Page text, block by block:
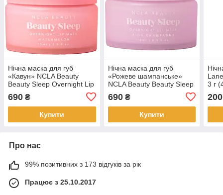
Нічна маска для губ
«Кавун» NCLA Beauty
Beauty Sleep Overnight Lip
Mask – Watermelon, 15 мл
(009582)
690 ₴
Купити
Нічна маска для губ
«Рожеве шампанське»
NCLA Beauty Beauty Sleep
Overnight Lip Mask, 15 мл
(009575)
690₴
Купити
3 г
200
Про нас
99% позитивних з 173 відгуків за рік
Працює з 25.10.2017